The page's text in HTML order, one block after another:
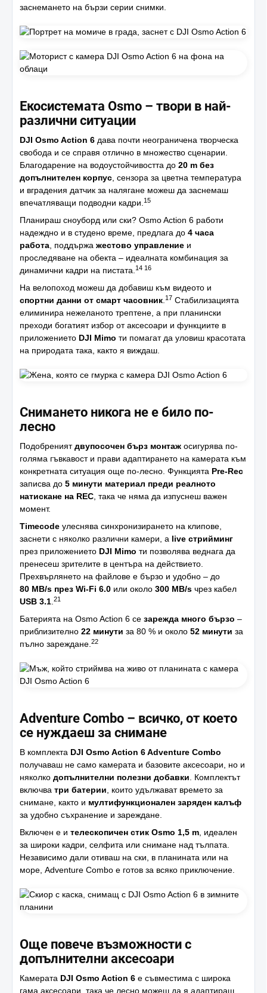
заснемането на бързи серии снимки.
Екосистемата Osmo – твори в най-
различни ситуации
DJI Osmo Action 6 дава почти неограничена творческа
свобода и се справя отлично в множество сценарии.
Благодарение на водоустойчивостта до 20 m без
допълнителен корпус , сензора за цветна температура
и вградения датчик за налягане можеш да заснемаш
впечатляващи подводни кадри. 15
Планираш сноуборд или ски? Osmo Action 6 работи
надеждно и в студено време, предлага до 4 часа
работа , поддържа жестово управление и
проследяване на обекта – идеалната комбинация за
динамични кадри на пистата. 14 16
На велопоход можеш да добавиш към видеото и
спортни данни от смарт часовник 17 Стабилизацията
елиминира нежеланото трептене, а при планински
преходи богатият избор от аксесоари и функциите в
приложението DJI Mimo ти помагат да уловиш красотата
на природата така, както я виждаш.
Снимането никога не е било по-
лесно
Подобрениятдвупосочен бърз монтаж осигурява по-
голяма гъвкавост и прави адаптирането на камерата към
конкретната ситуация още по-лесно. Функцията Pre-Rec
записва до 5 минути материал преди реалното
натискане на REC , така че няма да изпуснеш важен
момент.
Timecode улеснява синхронизирането на клипове,
заснети с няколко различни камери, а live стрийминг
през приложението DJI Mimo ти позволява веднага да
пренесеш зрителите в центъра на действието.
Прехвърлянето на файлове е бързо и удобно – до
80 MB/s през Wi-Fi 6.0 или около 300 MB/s чрез кабел
USB 3.1 21
Батерията на Osmo Action 6 се зарежда много бързо –
приблизително 22 минути за 80 % и около 52 минути за
пълно зареждане. 22
Adventure Combo – всичко, от което
се нуждаеш за снимане
В комплекта DJI Osmo Action 6 Adventure Combo
получаваш не само камерата и базовите аксесоари, но и
няколко допълнителни полезни добавки . Комплектът
включва три батерии , които удължават времето за
снимане, както и мултифункционален заряден калъф
за удобно съхранение и зареждане.
Включен е и телескопичен стик Osmo 1,5 m , идеален
за широки кадри, селфита или снимане над тълпата.
Независимо дали отиваш на ски, в планината или на
море, Adventure Combo е готов за всяко приключение.
Още повече възможности с
допълнителни аксесоари
Камерата DJI Osmo Action 6 е съвместима с широка
гама аксесоари, така че лесно можеш да я адаптираш